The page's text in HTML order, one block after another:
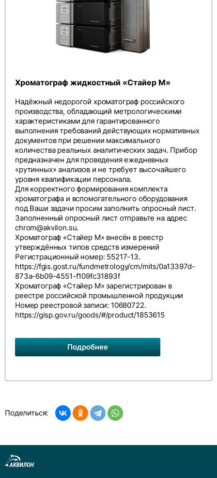
Хроматограф жидкостный «Стайер М»
Надёжный недорогой хроматограф российского
производства, обладающий метрологическими
характеристиками для гарантированного
выполнения требований действующих нормативных
документов при решении максимального
количества реальных аналитических задач. Прибор
предназначен для проведения ежедневных
«рутинных» анализов и не требует высочайшего
уровня квалификации персонала.
Для корректного формирования комплекта
хроматографа и вспомогательного оборудования
под Ваши задачи просим заполнить опросный лист.
Заполненный опросный лист отправьте на адрес
chrom@akvilon.su.
Хроматограф «Стайер М» внесён в реестр
утверждённых типов средств измерений
Регистрационный номер: 55217-13.
https://fgis.gost.ru/fundmetrology/cm/mits/0a13397d-
873a-6b09-4551-f109fc31893f
Хроматограф «Стайер М» зарегистрирован в
реестре российской промышленной продукции
Номер реестровой записи: 10680722.
https://gisp.gov.ru/goods/#/product/1853615
Подробнее
Поделиться: